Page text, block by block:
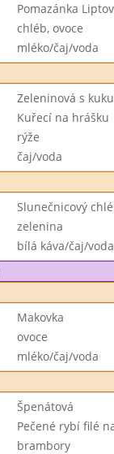
Pomazánka
chléb, ovoce
mléko/čaj/voda
Zeleninová s
Kuřecí na hrášku
rýže
čaj/voda
Slunečnicový
zelenina
bílá káva/čaj/voda
Makovka
ovoce
mléko/čaj/voda
Špenátová
Pečené rybí filé
brambory